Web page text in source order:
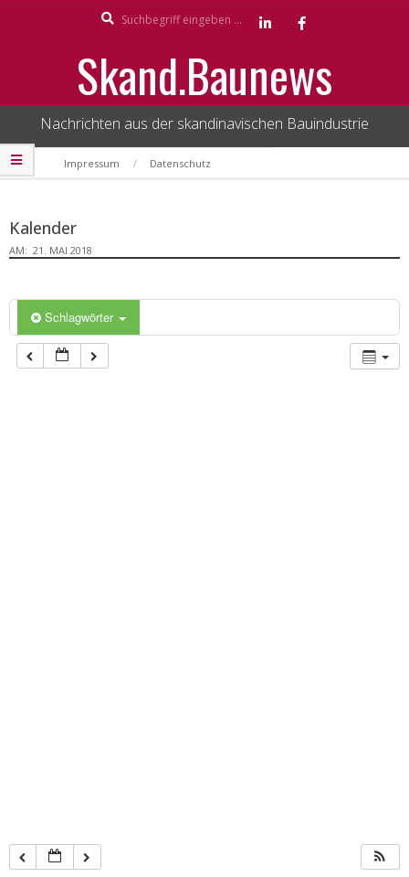
Skand.Baunews
Nachrichten aus der skandinavischen Bauindustrie
Secondary
Navigation
Impressum Datenschutz
Kalender
AM: 21. MAI 2018
Schlagwörter